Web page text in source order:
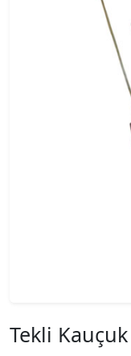
Tekli Kauçuk